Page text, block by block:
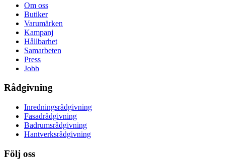
Om oss
Butiker
Varumärken
Kampanj
Hållbarhet
Samarbeten
Press
Jobb
Rådgivning
Inredningsrådgivning
Fasadrådgivning
Badrumsrådgivning
Hantverksrådgivning
Följ oss